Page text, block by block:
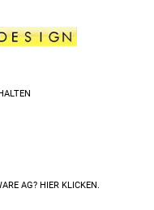
AG? HIER KLICKEN.